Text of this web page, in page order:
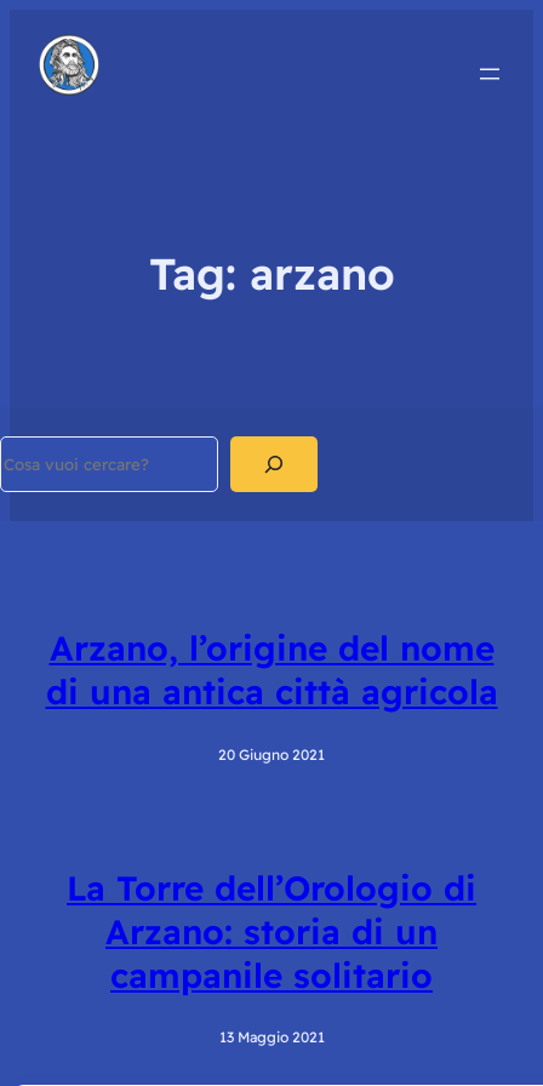
Tag: arzano
Arzano, l’origine del nome
di una antica città agricola
20 Giugno 2021
La Torre dell’Orologio di
Arzano: storia di un
campanile solitario
13 Maggio 2021